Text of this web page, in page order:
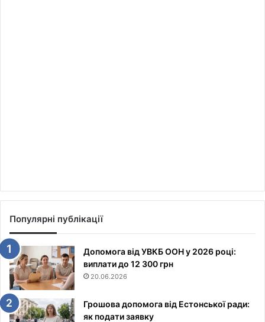
Популярні публікації
Допомога від УВКБ ООН у 2026 році:
виплати до 12 300 грн
20.06.2026
Грошова допомога від Естонської ради:
як подати заявку